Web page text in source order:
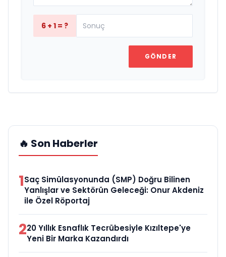
6 + 1 = ?
GÖNDER
🔥 Son Haberler
1Saç Simülasyonunda (SMP) Doğru Bilinen
Yanlışlar ve Sektörün Geleceği: Onur Akdeniz
ile Özel Röportaj
220 Yıllık Esnaflık Tecrübesiyle Kızıltepe'ye
Yeni Bir Marka Kazandırdı